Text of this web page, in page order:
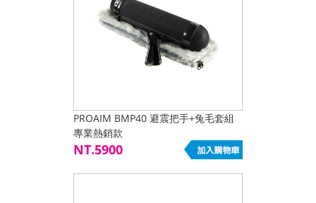
PROAIM BMP40 避震把手+兔毛套組
專業熱銷款
NT.5900